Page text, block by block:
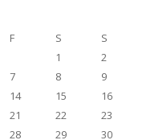
F S
S
1
2
7 8
9
14 15
16
21 22
23
28 29
30